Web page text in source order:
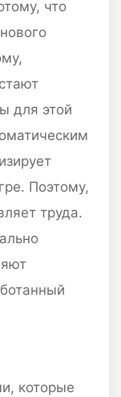
что
для этой
Поэтому,
труда.
которые